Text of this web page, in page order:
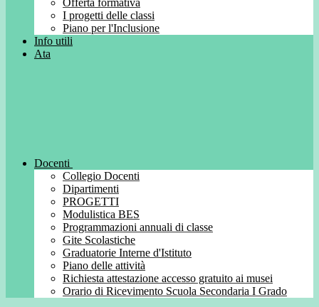
Offerta formativa
I progetti delle classi
Piano per l'Inclusione
Info utili
Ata
Docenti
Collegio Docenti
Dipartimenti
PROGETTI
Modulistica BES
Programmazioni annuali di classe
Gite Scolastiche
Graduatorie Interne d'Istituto
Piano delle attività
Richiesta attestazione accesso gratuito ai musei
Orario di Ricevimento Scuola Secondaria I Grado